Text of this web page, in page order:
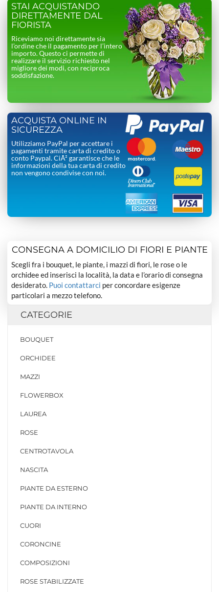
STAI ACQUISTANDO
DIRETTAMENTE DAL
FIORISTA
Riceviamo noi direttamente sia
l’ordine che il pagamento per l’intero
importo. Questo ci permette di
realizzare il servizio richiesto nel
migliore dei modi, con reciproca
soddisfazione.
ACQUISTA ONLINE IN
SICUREZZA
Utilizziamo PayPal per accettare i
pagamenti tramite carta di credito o
conto Paypal. CiÃ² garantisce che le
informazioni della tua carta di credito
non vengono condivise con noi.
CONSEGNA A DOMICILIO DI FIORI E PIANTE
Scegli fra i bouquet, le piante, i mazzi di fiori, le rose o le
orchidee ed inserisci la località, la data e l’orario di consegna
desiderato. Puoi contattarci per concordare esigenze
particolari a mezzo telefono.
CATEGORIE
BOUQUET
ORCHIDEE
MAZZI
FLOWERBOX
LAUREA
ROSE
CENTROTAVOLA
NASCITA
PIANTE DA ESTERNO
PIANTE DA INTERNO
CUORI
CORONCINE
COMPOSIZIONI
ROSE STABILIZZATE